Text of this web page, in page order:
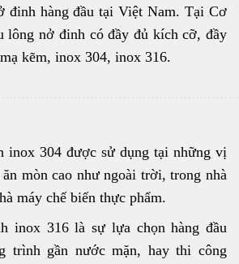
đinh hàng đầu tại Việt Nam. Tại Cơ
lông nở đinh có đầy đủ kích cỡ, đầy
kẽm, inox 304, inox 316.
inox 304 được sử dụng tại những vị
mòn cao như ngoài trời, trong nhà
máy chế biến thực phẩm.
inox 316 là sự lựa chọn hàng đầu
trình gần nước mặn, hay thi công